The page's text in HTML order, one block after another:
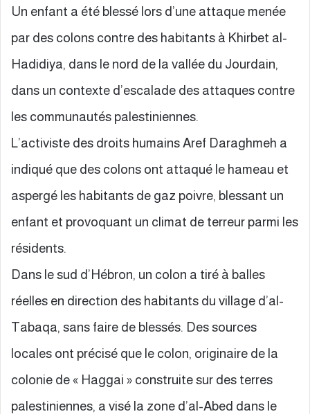
Un enfant a été blessé lors d’une attaque menée
par des colons contre des habitants à Khirbet al-
Hadidiya, dans le nord de la vallée du Jourdain,
dans un contexte d’escalade des attaques contre
les communautés palestiniennes.
L’activiste des droits humains Aref Daraghmeh a
indiqué que des colons ont attaqué le hameau et
aspergé les habitants de gaz poivre, blessant un
enfant et provoquant un climat de terreur parmi les
résidents.
Dans le sud d’Hébron, un colon a tiré à balles
réelles en direction des habitants du village d’al-
Tabaqa, sans faire de blessés. Des sources
locales ont précisé que le colon, originaire de la
colonie de « Haggai » construite sur des terres
palestiniennes, a visé la zone d’al-Abed dans le